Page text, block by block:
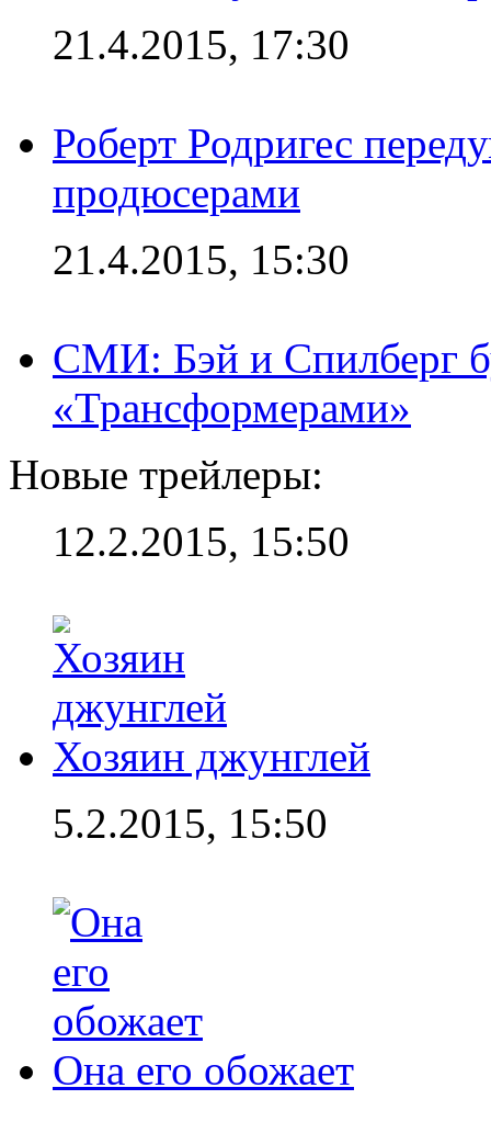
21.4.2015, 17:30
Роберт Родригес
продюсерами
21.4.2015, 15:30
СМИ: Бэй и Спилберг
«Трансформерами»
Новые трейлеры:
12.2.2015, 15:50
Хозяин джунглей
5.2.2015, 15:50
Она его обожает